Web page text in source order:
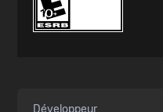
Développeur